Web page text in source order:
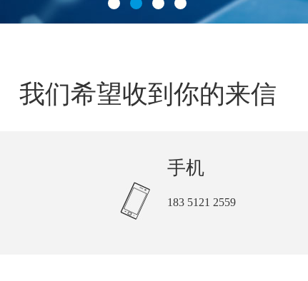
我们希望收到你的来信
手机
183 5121 2559